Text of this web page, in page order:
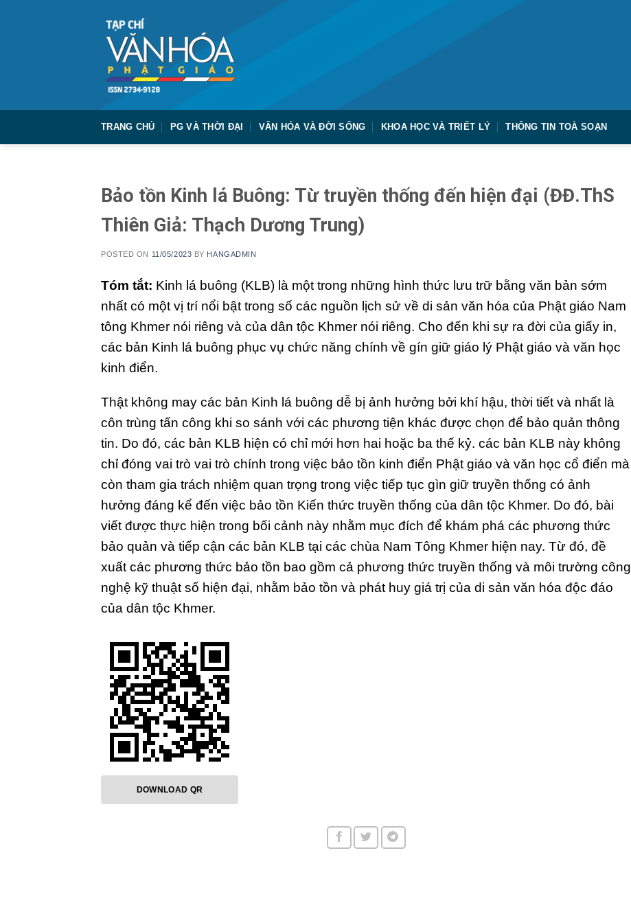
TRANG CHỦ PG VÀ THỜI ĐẠI VĂN HÓA VÀ ĐỜI SỐNG KHOA HỌC VÀ TRIẾT LÝ THÔNG TIN TOÀ SOẠN
Bảo tồn Kinh lá Buông: Từ truyền thống đến hiện đại (ĐĐ.ThS
Thiên Giả: Thạch Dương Trung)
POSTED ON 11/05/2023 BY HANGADMIN
Tóm tắt: Kinh lá buông (KLB) là một trong những hình thức lưu trữ bằng văn bản sớm
nhất có một vị trí nổi bật trong số các nguồn lịch sử về di sản văn hóa của Phật giáo Nam
tông Khmer nói riêng và của dân tộc Khmer nói riêng. Cho đến khi sự ra đời của giấy in,
các bản Kinh lá buông phục vụ chức năng chính về gín giữ giáo lý Phật giáo và văn học
kinh điển.
Thật không may các bản Kinh lá buông dễ bị ảnh hưởng bởi khí hậu, thời tiết và nhất là
côn trùng tấn công khi so sánh với các phương tiện khác được chọn để bảo quản thông
tin. Do đó, các bản KLB hiện có chỉ mới hơn hai hoặc ba thế kỷ. các bản KLB này không
chỉ đóng vai trò vai trò chính trong việc bảo tồn kinh điển Phật giáo và văn học cổ điển mà
còn tham gia trách nhiệm quan trọng trong việc tiếp tục gìn giữ truyền thống có ảnh
hưởng đáng kể đến việc bảo tồn Kiến thức truyền thống của dân tộc Khmer. Do đó, bài
viết được thực hiện trong bối cảnh này nhằm mục đích để khám phá các phương thức
bảo quản và tiếp cận các bản KLB tại các chùa Nam Tông Khmer hiện nay. Từ đó, đề
xuất các phương thức bảo tồn bao gồm cả phương thức truyền thống và môi trường công
nghệ kỹ thuật số hiện đại, nhằm bảo tồn và phát huy giá trị của di sản văn hóa độc đáo
của dân tộc Khmer.
DOWNLOAD QR